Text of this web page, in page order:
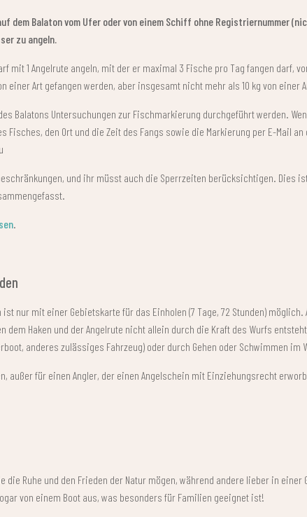
dem Balaton vom Ufer oder von einem Schiff ohne Registriernummer
zu angeln.
mit 1 Angelrute angeln, mit der er maximal 3 Fische pro Tag fangen darf,
einer Art gefangen werden, aber insgesamt nicht mehr als 10 kg von einer
Balatons Untersuchungen zur Fischmarkierung durchgeführt werden.
Fisches, den Ort und die Zeit des Fangs sowie die Markierung per E-Mail
und ihr müsst auch die Sperrzeiten berücksichtigen. Dies
.
nur mit einer Gebietskarte für das Einholen (7 Tage, 72 Stunden)
dem Haken und der Angelrute nicht allein durch die Kraft des Wurfs
anderes zulässiges Fahrzeug) oder durch Gehen oder Schwimmen im
außer für einen Angler, der einen Angelschein mit Einziehungsrecht
Ruhe und den Frieden der Natur mögen, während andere lieber in einer
von einem Boot aus, was besonders für Familien geeignet ist!